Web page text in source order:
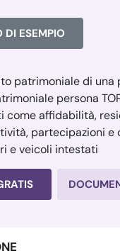
DI ESEMPIO
patrimoniale di una
persona
come affidabilità,
partecipazioni e
e veicoli intestati